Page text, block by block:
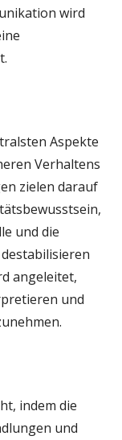
wird
Aspekte
Verhaltens
zielen darauf
und die
angeleitet,
und
indem die
und